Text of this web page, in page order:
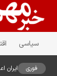
سیاسی
فوری ایران